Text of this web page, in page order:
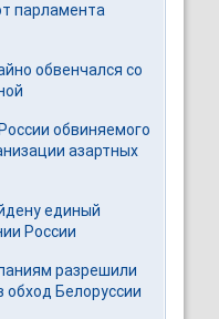
парламента
обвенчался со
обвиняемого
азартных
единый
России
разрешили
обход Белоруссии